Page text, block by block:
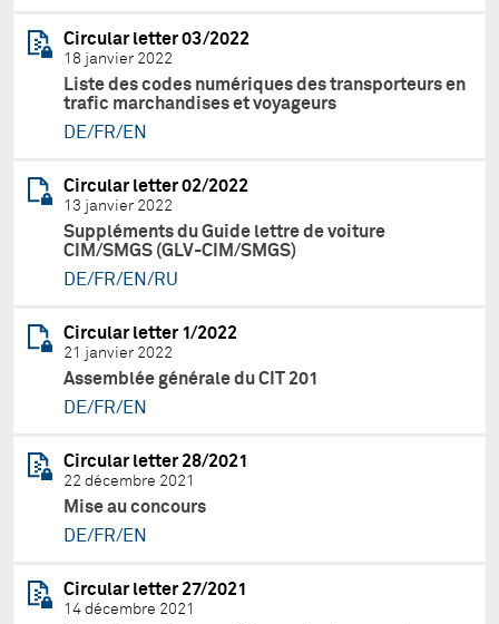
Circular letter 03/2022
18 janvier 2022
Liste des codes numériques des transporteurs en
trafic marchandises et voyageurs
DE/FR/EN
Circular letter 02/2022
13 janvier 2022
Suppléments du Guide lettre de voiture
CIM/SMGS (GLV-CIM/SMGS)
DE/FR/EN/RU
Circular letter 1/2022
21 janvier 2022
Assemblée générale du CIT 201
DE/FR/EN
Circular letter 28/2021
22 décembre 2021
Mise au concours
DE/FR/EN
Circular letter 27/2021
14 décembre 2021